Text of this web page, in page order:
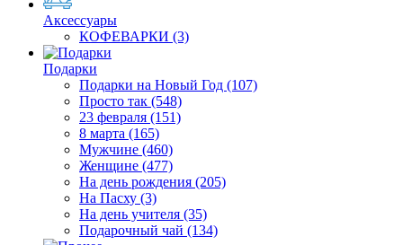
Аксессуары
КОФЕВАРКИ (3)
Подарки
Подарки на Новый Год (107)
Просто так (548)
23 февраля (151)
8 марта (165)
Мужчине (460)
Женщине (477)
На день рождения (205)
На Пасху (3)
На день учителя (35)
Подарочный чай (134)